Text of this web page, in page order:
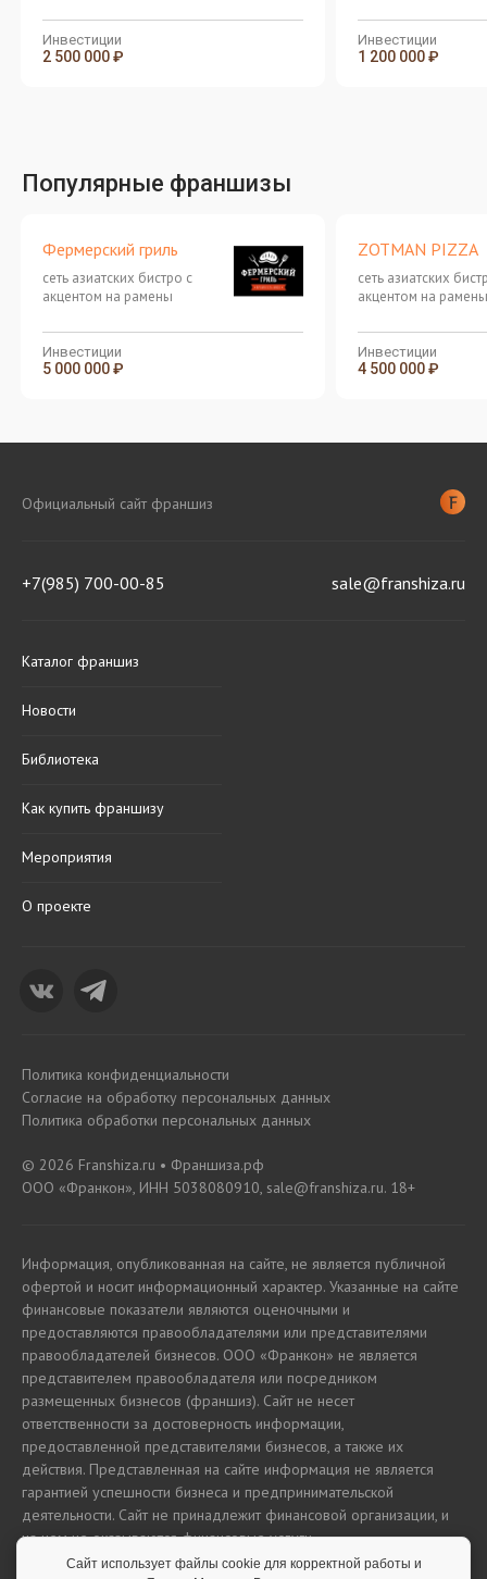
основе печеного картофеля
со множеством аппетитных
наполнителей
Инвестиции
2 500 000 ₽
Инвестиции
1 200 000 ₽
Популярные франшизы
Фермерский гриль
сеть азиатских бистро с
акцентом на рамены
Инвестиции
5 000 000 ₽
ZOTMAN PIZZA
сеть азиатских
акцентом на рамены
Инвестиции
4 500 000 ₽
Официальный сайт франшиз
+7(985) 700-00-85 sale@franshiza.ru
Каталог франшиз
Новости
Библиотека
Как купить франшизу
Мероприятия
О проекте
Политика конфиденциальности
Согласие на обработку персональных данных
Политика обработки персональных данных
© 2026 Franshiza.ru • Франшиза.рф
ООО «Франкон», ИНН 5038080910, sale@franshiza.ru. 18+
Информация, опубликованная на сайте, не является публичной
офертой и носит информационный характер. Указанные на сайте
финансовые показатели являются оценочными и
предоставляются правообладателями или представителями
правообладателей бизнесов. ООО «Франкон» не является
представителем правообладателя или посредником
размещенных бизнесов (франшиз). Сайт не несет
ответственности за достоверность информации,
предоставленной представителями бизнесов, а также их
действия. Представленная на сайте информация не является
гарантией успешности бизнеса и предпринимательской
деятельности. Сайт не принадлежит финансовой организации, и
на нем не оказываются финансовые услуги.
Сайт использует файлы cookie для корректной работы и